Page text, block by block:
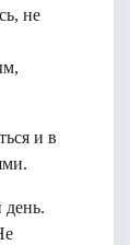
не
и в
день.